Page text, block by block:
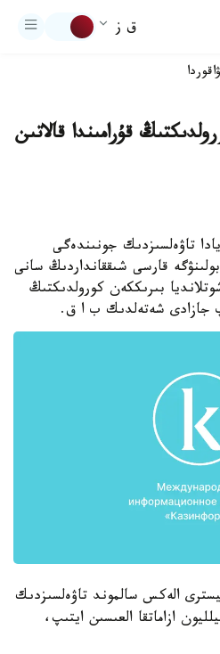
ق ز
اقوردا
قۇرامىندا قالاتىن
تاۋەلسىزدىك جونىندەگى
قارسى شىققانداردىڭ سانى
بىرىككەن كورولدىكتىڭ
جازادى شەتەلدىك ب ا ق.
الەكس سالموند تاۋەلسىزدىك
داۋىس بەرگەن 1,6 ميلليون ازاماتقا العىسىن ايتىپ،